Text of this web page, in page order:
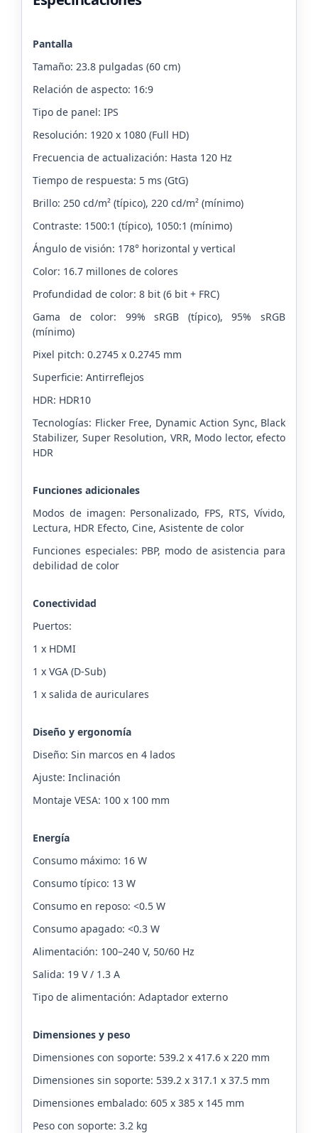
Pantalla
Tamaño: 23.8 pulgadas (60 cm)
Relación de aspecto: 16:9
Tipo de panel: IPS
Resolución: 1920 x 1080 (Full HD)
Frecuencia de actualización: Hasta 120 Hz
Tiempo de respuesta: 5 ms (GtG)
Brillo: 250 cd/m² (típico), 220 cd/m² (mínimo)
Contraste: 1500:1 (típico), 1050:1 (mínimo)
Ángulo de visión: 178° horizontal y vertical
Color: 16.7 millones de colores
Profundidad de color: 8 bit (6 bit + FRC)
Gama de color: 99% sRGB (típico), 95% sRGB
(mínimo)
Pixel pitch: 0.2745 x 0.2745 mm
Superficie: Antirreflejos
HDR: HDR10
Tecnologías: Flicker Free, Dynamic Action Sync, Black
Stabilizer, Super Resolution, VRR, Modo lector, efecto
HDR
Funciones adicionales
Modos de imagen: Personalizado, FPS, RTS, Vívido,
Lectura, HDR Efecto, Cine, Asistente de color
Funciones especiales: PBP, modo de asistencia para
debilidad de color
Conectividad
Puertos:
1 x HDMI
1 x VGA (D-Sub)
1 x salida de auriculares
Diseño y ergonomía
Diseño: Sin marcos en 4 lados
Ajuste: Inclinación
Montaje VESA: 100 x 100 mm
Energía
Consumo máximo: 16 W
Consumo típico: 13 W
Consumo en reposo: <0.5 W
Consumo apagado: <0.3 W
Alimentación: 100–240 V, 50/60 Hz
Salida: 19 V / 1.3 A
Tipo de alimentación: Adaptador externo
Dimensiones y peso
Dimensiones con soporte: 539.2 x 417.6 x 220 mm
Dimensiones sin soporte: 539.2 x 317.1 x 37.5 mm
Dimensiones embalado: 605 x 385 x 145 mm
Peso con soporte: 3.2 kg